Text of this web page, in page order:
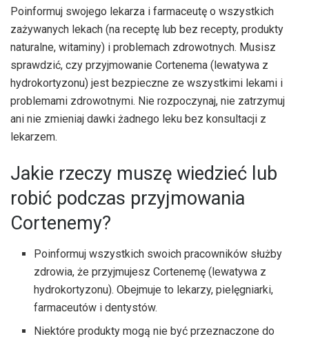
Poinformuj swojego lekarza i farmaceutę o wszystkich
zażywanych lekach (na receptę lub bez recepty, produkty
naturalne, witaminy) i problemach zdrowotnych. Musisz
sprawdzić, czy przyjmowanie Cortenema (lewatywa z
hydrokortyzonu) jest bezpieczne ze wszystkimi lekami i
problemami zdrowotnymi. Nie rozpoczynaj, nie zatrzymuj
ani nie zmieniaj dawki żadnego leku bez konsultacji z
lekarzem.
Jakie rzeczy muszę wiedzieć lub
robić podczas przyjmowania
Cortenemy?
Poinformuj wszystkich swoich pracowników służby
zdrowia, że ​​przyjmujesz Cortenemę (lewatywa z
hydrokortyzonu). Obejmuje to lekarzy, pielęgniarki,
farmaceutów i dentystów.
Niektóre produkty mogą nie być przeznaczone do